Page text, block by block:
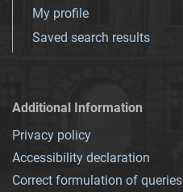
My profile
Saved search results
Additional Information
Privacy policy
Accessibility declaration
Correct formulation of queries